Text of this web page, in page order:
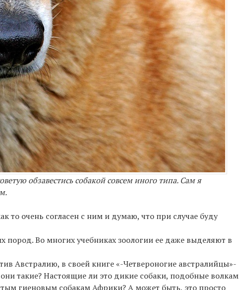
обзавестись собакой совсем иного типа. Сам я
то очень согласен с ним и думаю, что при случае буду
пород. Во многих учебниках зоологии ее даже выделяют в
Австралию, в своей книге «-Четвероногие австралийцы»-
такие? Настоящие ли это дикие собаки, подобные волкам
гиеновым собакам Африки? А может быть, это просто